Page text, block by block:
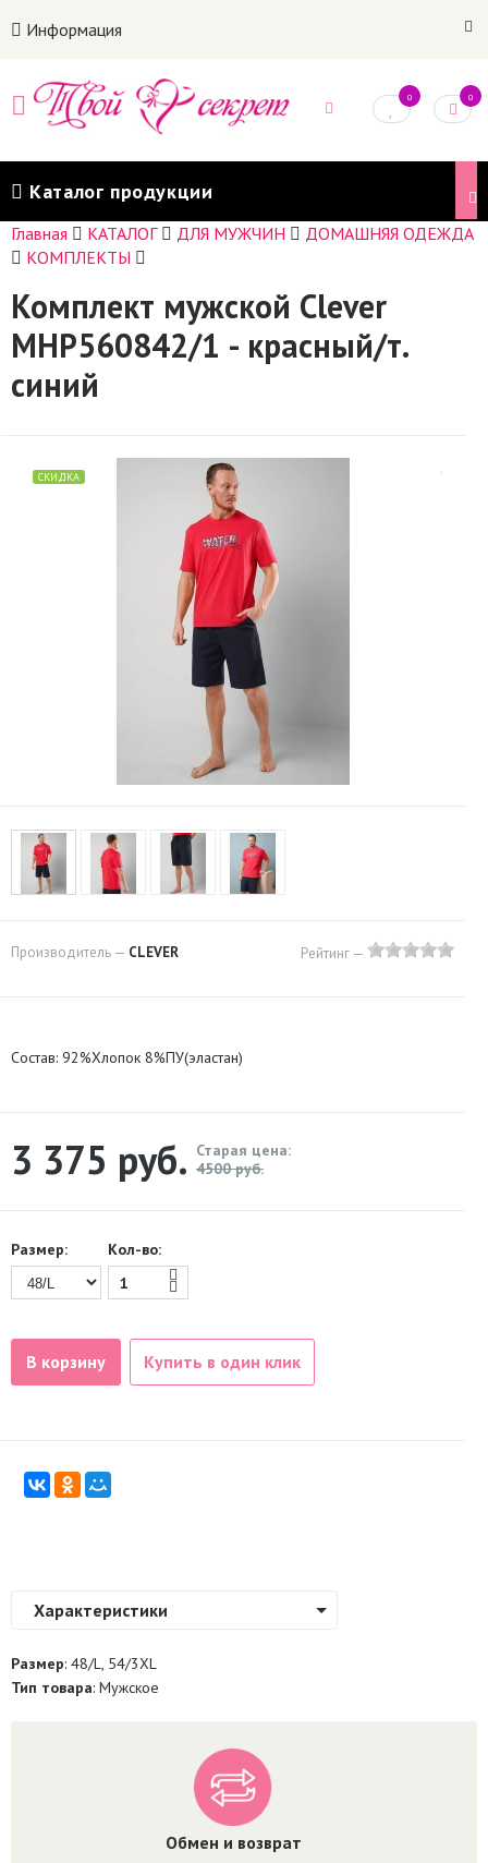
Информация
0 0
Каталог продукции
Главная КАТАЛОГ ДЛЯ МУЖЧИН
ДОМАШНЯЯ ОДЕЖДА
КОМПЛЕКТЫ
Комплект мужской Clever
MHP560842/1 - красный/т.
синий
СКИДКА
Производитель — CLEVER Рейтинг —
Состав: 92%Хлопок 8%ПУ(эластан)
3 375 руб. Старая цена:
4500 руб.
Размер: Кол-во:
В корзину Купить в один клик
Обмен и возврат
Характеристики
Размер: 48/L, 54/3XL
Тип товара: Мужское